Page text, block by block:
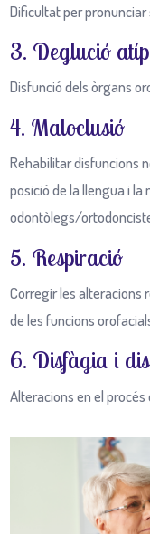
Dificultat per pronunciar
3. Deglució
Disfunció dels òrgans
4. Maloclusió
Rehabilitar disfuncions
posició de la llengua i
odontòlegs/
5. Respiració
Corregir les alteracions
de les funcions
6. Disfàgia i
Alteracions en el